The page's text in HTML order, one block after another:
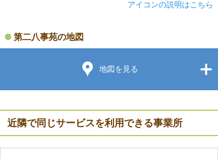
アイコンの説明はこちら
第二八事苑の地図
地図を見る
近隣で同じサービスを利用できる事業所